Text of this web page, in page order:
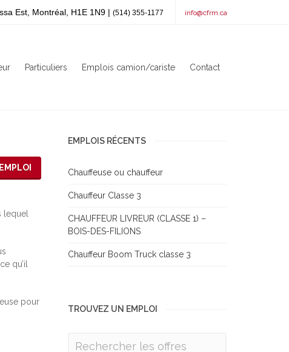
Est, Montréal, H1E 1N9 | (514) 355-1177 info@cfrm.ca
Particuliers Emplois camion/cariste Contact
lequel
qu’il
pour
EMPLOIS RÉCENTS
Chauffeuse ou chauffeur
Chauffeur Classe 3
CHAUFFEUR LIVREUR (CLASSE 1) –
BOIS-DES-FILIONS
Chauffeur Boom Truck classe 3
TROUVEZ UN EMPLOI